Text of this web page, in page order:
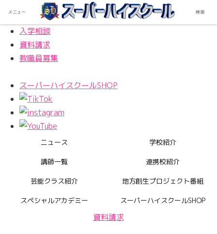
入学相談
資料請求
教職員募集
スーパーハイスクールSHOP
ニュース 学校紹介
講師一覧 連携校紹介
芸能クラス紹介 地方創生プロジェクト番組
スペシャルアカデミー スーパーハイスクールSHOP
資料請求
メニュー 検索